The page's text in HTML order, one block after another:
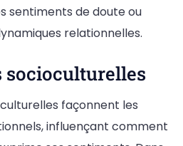
sentiments de doute ou
relationnelles.
socioculturelles
façonnent les
influençant comment